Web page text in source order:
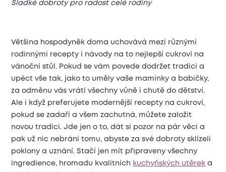
Sladké dobroty pro radost celé rodiny
Většina hospodyněk doma uchovává mezi různými
rodinnými recepty i návody na to nejlepší cukroví na
vánoční stůl. Pokud se vám povede dodržet tradici a
upéct vše tak, jako to uměly vaše maminky a babičky,
za odměnu vás vrátí všechny vůně i chutě do dětství.
Ale i když preferujete modernější recepty na cukroví,
pokud se zadaří a všem zachutná, můžete založit
novou tradici. Jde jen o to, dát si pozor na pár věcí a
pak už nic nebrání tomu, abyste za své dobroty sklízeli
poklony a uznání. Stačí jen mít připraveny všechny
ingredience, hromadu kvalitních kuchyňských utěrek a